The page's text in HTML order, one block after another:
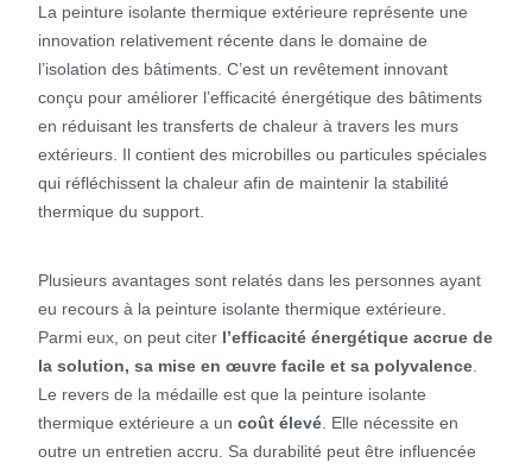
La peinture isolante thermique extérieure représente une
innovation relativement récente dans le domaine de
l’isolation des bâtiments. C’est un revêtement innovant
conçu pour améliorer l’efficacité énergétique des bâtiments
en réduisant les transferts de chaleur à travers les murs
extérieurs. Il contient des microbilles ou particules spéciales
qui réfléchissent la chaleur afin de maintenir la stabilité
thermique du support.
Plusieurs avantages sont relatés dans les personnes ayant
eu recours à la peinture isolante thermique extérieure.
Parmi eux, on peut citer l’efficacité énergétique accrue de
la solution, sa mise en œuvre facile et sa polyvalence.
Le revers de la médaille est que la peinture isolante
thermique extérieure a uncoût élevé. Elle nécessite en
outre un entretien accru. Sa durabilité peut être influencée